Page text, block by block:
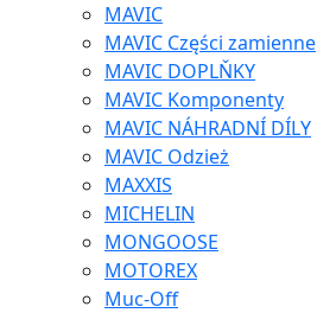
MAVIC
MAVIC Części zamienne
MAVIC DOPLŇKY
MAVIC Komponenty
MAVIC NÁHRADNÍ DÍLY
MAVIC Odzież
MAXXIS
MICHELIN
MONGOOSE
MOTOREX
Muc-Off